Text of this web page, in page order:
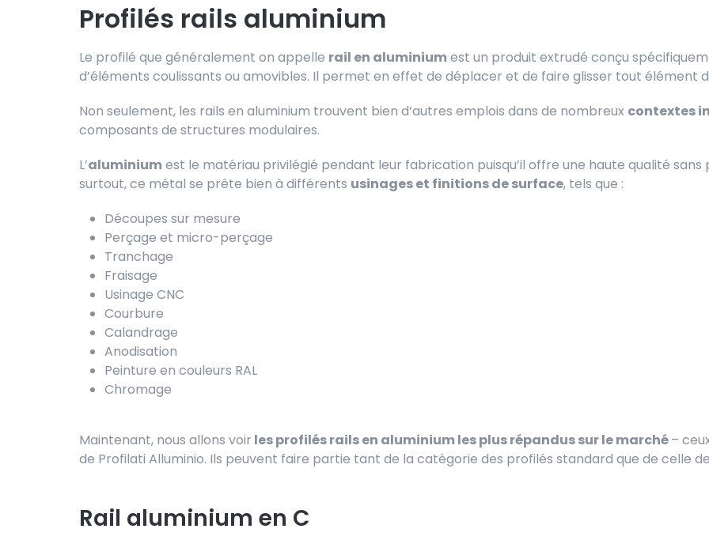
Profilés rails aluminium
Le profilé que généralement on appelle rail en aluminiumest un produit extrudé conçu
d’éléments coulissants ou amovibles. Il permet en effet de déplacer et de faire glisser tout élément
Non seulement, les rails en aluminium trouvent bien d’autres emplois dans de nombreux contextes
composants de structures modulaires.
L’aluminiumest le matériau privilégié pendant leur fabrication puisqu’il offre une haute qualité
surtout, ce métal se prête bien à différents usinages et finitions de surface, tels que :
Découpes sur mesure
Perçage et micro-perçage
Tranchage
Fraisage
Usinage CNC
Courbure
Calandrage
Anodisation
Peinture en couleurs RAL
Chromage
Maintenant, nous allons voir les profilés rails en aluminium les plus répandus sur le marché–
de Profilati Alluminio. Ils peuvent faire partie tant de la catégorie des profilés standard que de celle
Rail aluminium en C